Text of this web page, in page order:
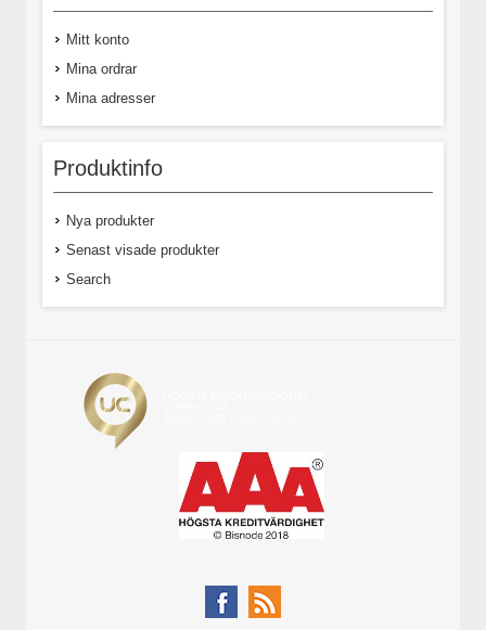
Mitt konto
Mina ordrar
Mina adresser
Produktinfo
Nya produkter
Senast visade produkter
Search